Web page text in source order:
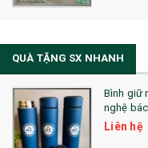
QUÀ TẶNG SX NHANH
Bình giữ
nghệ
Liên hệ